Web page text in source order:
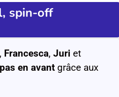
spin-off
, Francesca, Juri et
en avantgrâce aux